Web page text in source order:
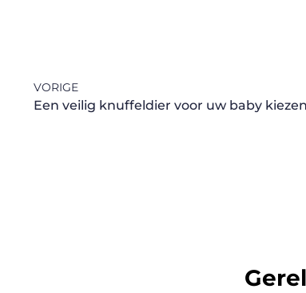
VORIGE
Een veilig knuffeldier voor uw baby kiezen